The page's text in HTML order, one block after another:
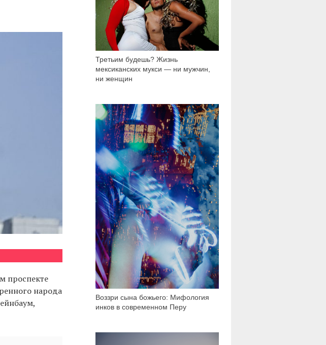
проспекте
народа
Третьим будешь? Жизнь
мексиканских мукси — ни мужчин,
ни женщин
Воззри сына божьего: Мифология
инков в современном Перу
1 004